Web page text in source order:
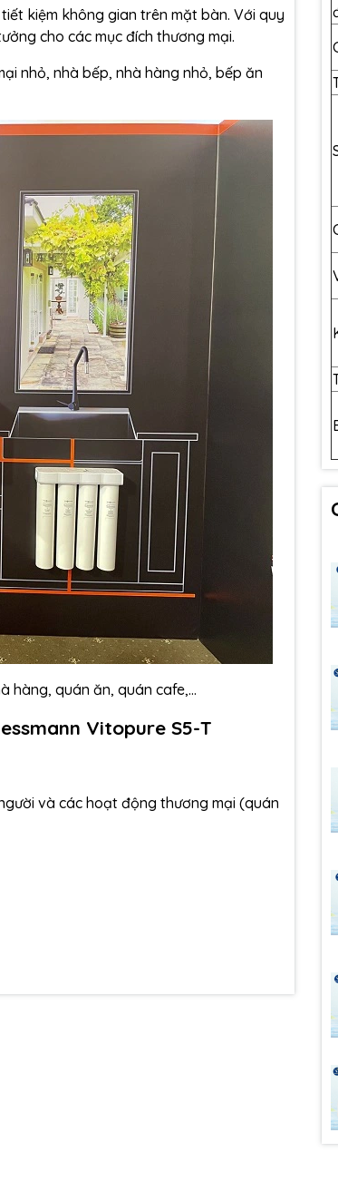
kiệm không gian trên mặt bàn. Với quy
cho các mục đích thương mại.
nhỏ, nhà bếp, nhà hàng nhỏ, bếp ăn
hàng, quán ăn, quán cafe,...
Vitopure S5-T
và các hoạt động thương mại (quán